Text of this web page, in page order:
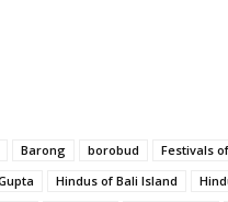
Barong borobud Festivals
Hindus of Bali Island